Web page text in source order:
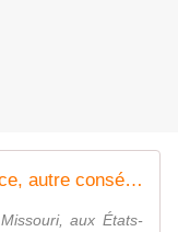
Coronavirus. Covid-19 : la démence, autre conséquence de la maladie ?
aux États-